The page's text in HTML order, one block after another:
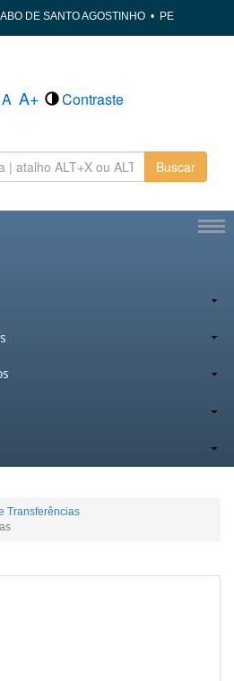
DE SANTO AGOSTINHO • PE
A A+ Contraste
Buscar
Transferências